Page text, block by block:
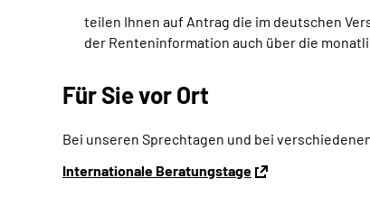
teilen Ihnen auf Antrag die im deutschen
der Renteninformation auch über die
Für Sie vor Ort
Bei unseren Sprechtagen und bei
Internationale Beratungstage